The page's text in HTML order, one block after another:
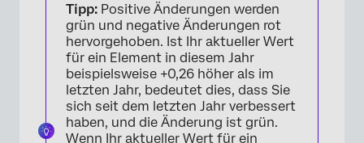
Tipp: Positive Änderungen werden
grün und negative Änderungen rot
hervorgehoben. Ist Ihr aktueller Wert
für ein Element in diesem Jahr
beispielsweise +0,26 höher als im
letzten Jahr, bedeutet dies, dass Sie
sich seit dem letzten Jahr verbessert
haben, und die Änderung ist grün.
Wenn Ihr aktueller Wert für ein